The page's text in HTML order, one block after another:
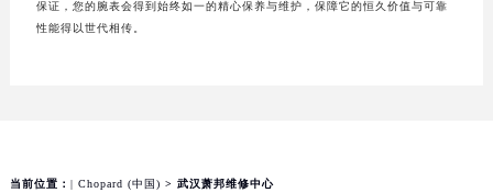
保证，您的腕表会得到始终如一的精心保养与维护，保障它的恒久价值与可靠
性能得以世代相传。
当前位置： | Chopard (中国) > 武汉萧邦维修中心